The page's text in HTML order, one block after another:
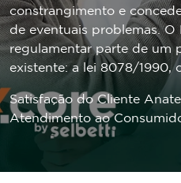
constrangimento e
de eventuais problemas. O
regulamentar parte de um
existente: a lei 8078/1990,
Satisfação do Cliente
Atendimento ao